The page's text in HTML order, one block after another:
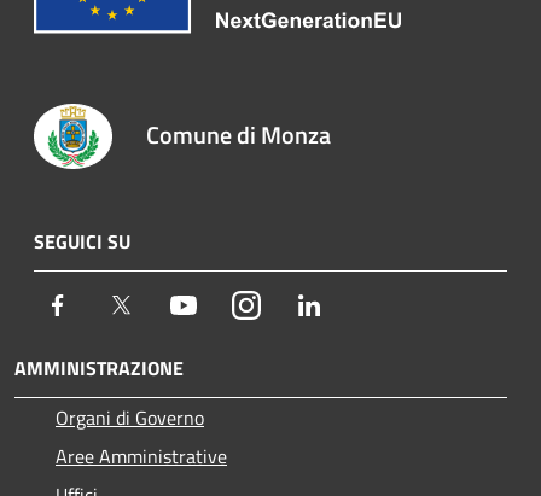
Comune di Monza
SEGUICI SU
Facebook Twitter YoutubeInstagram
AMMINISTRAZIONE
Organi di Governo
Aree Amministrative